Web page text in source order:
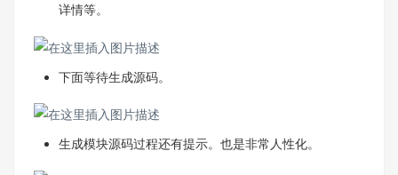
详情等。
下面等待生成源码。
生成模块源码过程还有提示。也是非常人性化。